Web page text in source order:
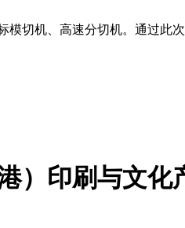
切机、高速分切机。通过此
）印刷与文化